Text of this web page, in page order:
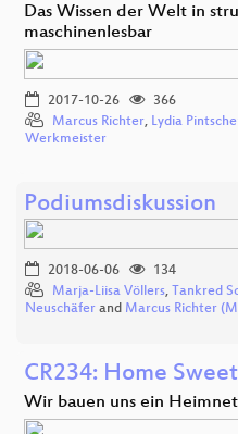
Das Wissen der Welt in
maschinenlesbar
2017-10-26
366
Marcus Richter, Lydia
Werkmeister
Podiumsdiskussion
2018-06-06
134
Marja-Liisa Völlers, Tankred
Neuschäfer and Marcus Richter
CR234: Home
Wir bauen uns ein